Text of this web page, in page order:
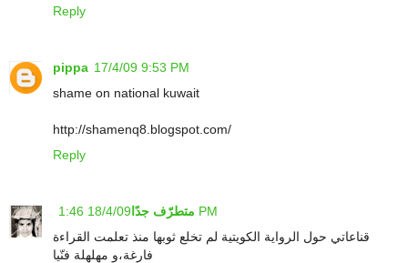
Reply
pippa 17/4/09 9:53 PM
shame on national kuwait
http://shamenq8.blogspot.com/
Reply
متطرّف جدًا 18/4/09 1:46 PM
قناعاتي حول الرواية الكويتية لم تخلع ثوبها منذ تعلمت القراءة
فارغة،و مهلهلة فنّيا